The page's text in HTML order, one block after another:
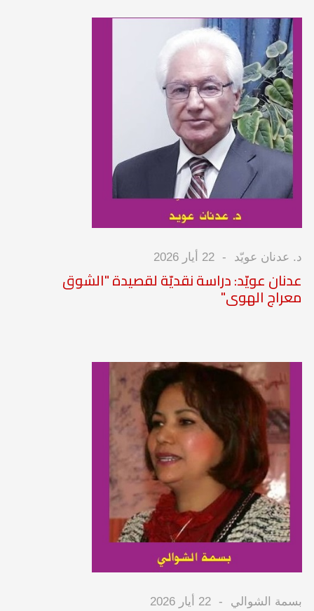
د. عدنان عويّد 22 أيار 2026
عدنان عويّد: دراسة نقديّة لقصيدة "الشوق
معراج الهوى"
بسمة الشوالي 22 أيار 2026